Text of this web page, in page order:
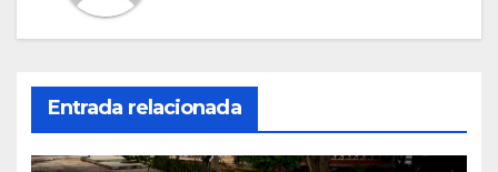
Entrada relacionada